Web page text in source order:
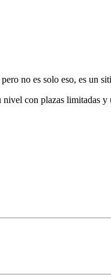
no es solo eso, es un
con plazas limitadas